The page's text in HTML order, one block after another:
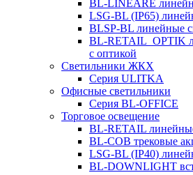
BL-LINEARE
LSG-BL (IP65)
BLSP-BL линейные
BL-RETAIL_OPTIK
с оптикой
Светильники ЖКХ
Серия ULITKA
Офисные светильники
Серия BL-OFFICE
Торговое освещение
BL-RETAIL
BL-COB трековые
LSG-BL (IP40)
BL-DOWNLIGHT